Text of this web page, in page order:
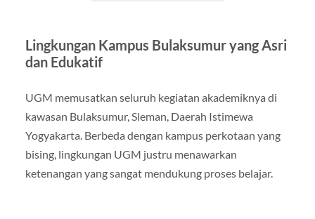
Lingkungan Kampus Bulaksumur yang Asri
dan Edukatif
UGM memusatkan seluruh kegiatan akademiknya di
kawasan Bulaksumur, Sleman, Daerah Istimewa
Yogyakarta. Berbeda dengan kampus perkotaan yang
bising, lingkungan UGM justru menawarkan
ketenangan yang sangat mendukung proses belajar.